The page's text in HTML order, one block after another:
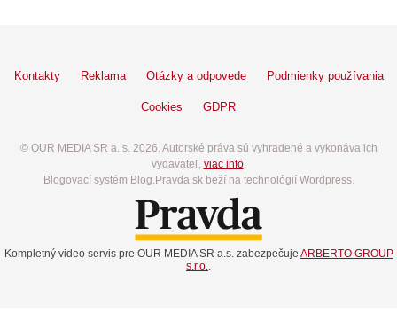
Kontakty Reklama Otázky a odpovede Podmienky používania
Cookies GDPR
© OUR MEDIA SR a. s. 2026. Autorské práva sú vyhradené a vykonáva ich
vydavateľ, viac info.
Blogovací systém Blog.Pravda.sk beží na technológií Wordpress.
Kompletný video servis pre OUR MEDIA SR a.s. zabezpečuje ARBERTO GROUP
s.r.o..